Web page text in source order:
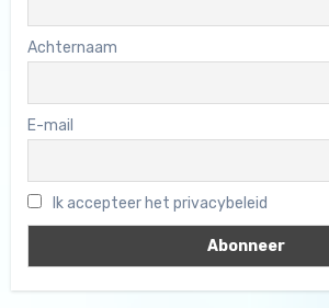
Achternaam
E-mail
Ik accepteer het privacybeleid